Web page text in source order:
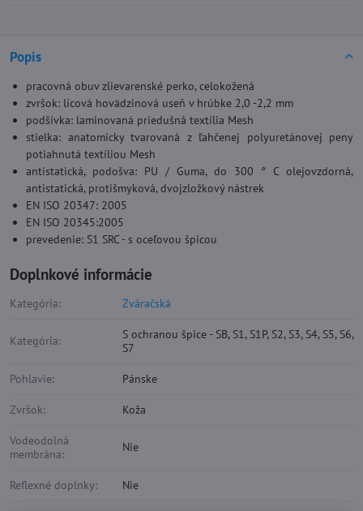
Popis
pracovná obuv zlievarenské perko, celokožená
zvršok: lícová hovädzinová useň v hrúbke 2,0 -2,2 mm
podšívka: laminovaná priedušná textília Mesh
stielka: anatomicky tvarovaná z ľahčenej polyuretánovej peny
potiahnutá textíliou Mesh
antistatická, podošva: PU / Guma, do 300 ° C olejovzdorná,
antistatická, protišmyková, dvojzložkový nástrek
EN ISO 20347: 2005
EN ISO 20345:2005
prevedenie: S1 SRC - s oceľovou špicou
Doplnkové informácie
Kategória: Zváračská
Kategória:
S ochranou špice - SB, S1, S1P, S2, S3, S4, S5, S6,
S7
Pohlavie: Pánske
Zvršok: Koža
Vodeodolná
membrána:
Nie
Reflexné doplnky: Nie